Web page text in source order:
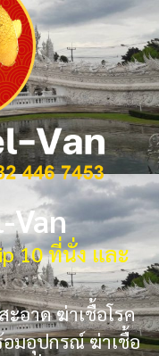
Van
10 ที่นั่ง และ
อาด ฆ่าเชื้อโรค
มอุปกรณ์ ฆ่าเชื้อ